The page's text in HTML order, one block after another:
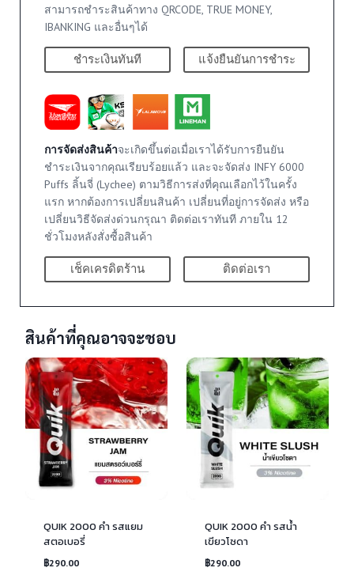
สามารถชำระสินค้าทาง QRCODE, TRUE MONEY,
IBANKING และอื่นๆได้
ชำระเงินทันที แจ้งยืนยันการชำระ
การจัดส่งสินค้าจะเกิดขึ้นต่อเมื่อเราได้รับการยืนยัน
ชำระเงินจากคุณเรียบร้อยแล้ว และจะจัดส่ง INFY 6000
Puffs ลิ้นจี่ (Lychee) ตามวิธีการส่งที่คุณเลือกไว้ในครั้ง
แรก หากต้องการเปลี่ยนสินค้า เปลี่ยนที่อยู่การจัดส่ง หรือ
เปลี่ยนวิธีจัดส่งด่วนกรุณา ติดต่อเราทันที ภายใน 12
ชั่วโมงหลังสั่งซื้อสินค้า
เช็คเครดิตร้าน ติดต่อเรา
สินค้าที่คุณอาจจะชอบ
QUIK 2000 คำ รสแยม
สตอเบอรี่
฿290.00
QUIK 2000 คำ รสน้ำ
เขียวโซดา
฿290.00